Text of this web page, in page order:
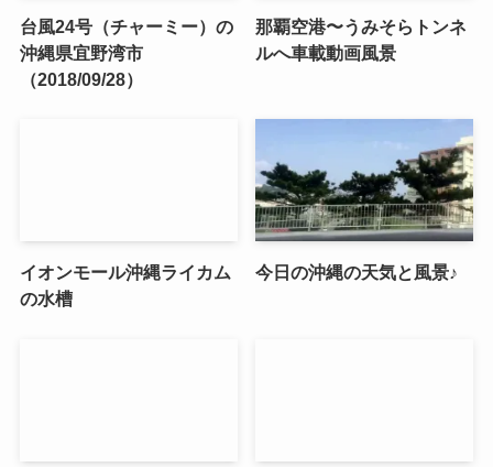
台風24号（チャーミー）の
沖縄県宜野湾市
（2018/09/28）
那覇空港〜うみそらトンネ
ルへ車載動画風景
イオンモール沖縄ライカム
の水槽
今日の沖縄の天気と風景♪